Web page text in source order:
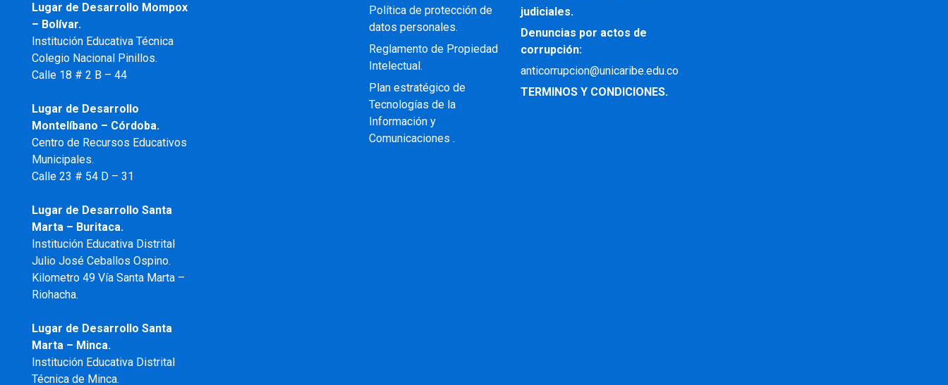
Lugar de Desarrollo Mompox
– Bolívar.
Institución Educativa Técnica
Colegio Nacional Pinillos.
Calle 18 # 2 B – 44
Lugar de Desarrollo
Montelíbano – Córdoba.
Centro de Recursos Educativos
Municipales.
Calle 23 # 54 D – 31
Lugar de Desarrollo Santa
Marta – Buritaca.
Institución Educativa Distrital
Julio José Ceballos Ospino.
Kilometro 49 Vía Santa Marta –
Riohacha.
Lugar de Desarrollo Santa
Marta – Minca.
Institución Educativa Distrital
Técnica de Minca.
Política de protección de
datos personales.
Reglamento de Propiedad
Intelectual .
Plan estratégico de
Tecnologías de la
Información y
Comunicaciones .
judiciales.
Denuncias por actos de
corrupción:
anticorrupcion@unicaribe.edu.co
TERMINOS Y CONDICIONES.